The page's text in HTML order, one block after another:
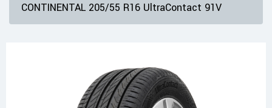
CONTINENTAL 205/55 R16 UltraContact 91V